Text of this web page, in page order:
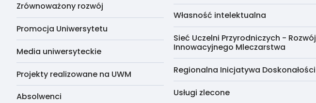
Zrównoważony rozwój
Promocja Uniwersytetu
Media uniwersyteckie
Projekty realizowane na UWM
Absolwenci
Własność intelektualna
Sieć Uczelni Przyrodniczych - Rozwój
Innowacyjnego Mleczarstwa
Regionalna Inicjatywa Doskonałości
Usługi zlecone